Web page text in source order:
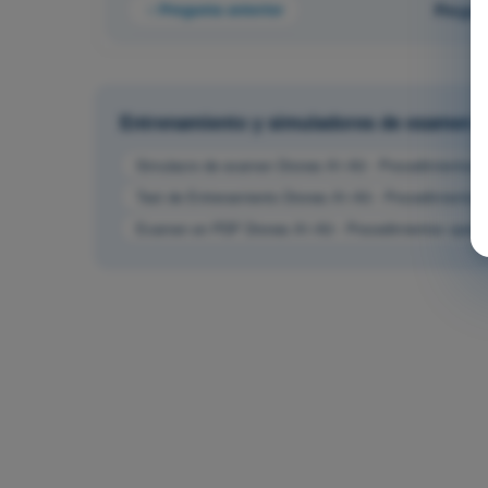
Pregunta anterior
Entrenamiento y simuladores de examen
Test de Entrenamiento Drones A1-A3 -
Examen en PDF Drones A1-A3 - Procedimientos